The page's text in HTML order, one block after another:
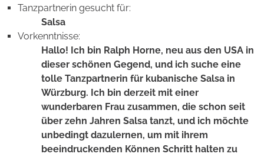
Tanzpartnerin gesucht für:
Salsa
Vorkenntnisse:
Hallo! Ich bin Ralph Horne, neu aus den USA in
dieser schönen Gegend, und ich suche eine
tolle Tanzpartnerin für kubanische Salsa in
Würzburg. Ich bin derzeit mit einer
wunderbaren Frau zusammen, die schon seit
über zehn Jahren Salsa tanzt, und ich möchte
unbedingt dazulernen, um mit ihrem
beeindruckenden Können Schritt halten zu